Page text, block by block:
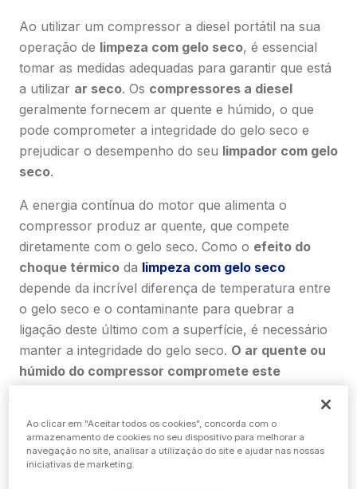
Ao utilizar um compressor a diesel portátil na sua
operação de limpeza com gelo seco, é essencial
tomar as medidas adequadas para garantir que está
a utilizar ar seco. Os compressores a diesel
geralmente fornecem ar quente e húmido, o que
pode comprometer a integridade do gelo seco e
prejudicar o desempenho do seu limpador com gelo
seco.
A energia contínua do motor que alimenta o
compressor produz ar quente, que compete
diretamente com o gelo seco. Como o efeito do
choque térmico da limpeza com gelo seco
depende da incrível diferença de temperatura entre
o gelo seco e o contaminante para quebrar a
ligação deste último com a superfície, é necessário
manter a integridade do gelo seco. O ar quente ou
húmido do compressor compromete este
Se está a começar e quer compreender os
fundamentos do processo, consulte o nosso blog:
Como funciona a limpeza com gelo seco?
Ao clicar em "Aceitar todos os cookies", concorda com o
armazenamento de cookies no seu dispositivo para melhorar a
navegação no site, analisar a utilização do site e ajudar nas nossas
iniciativas de marketing.